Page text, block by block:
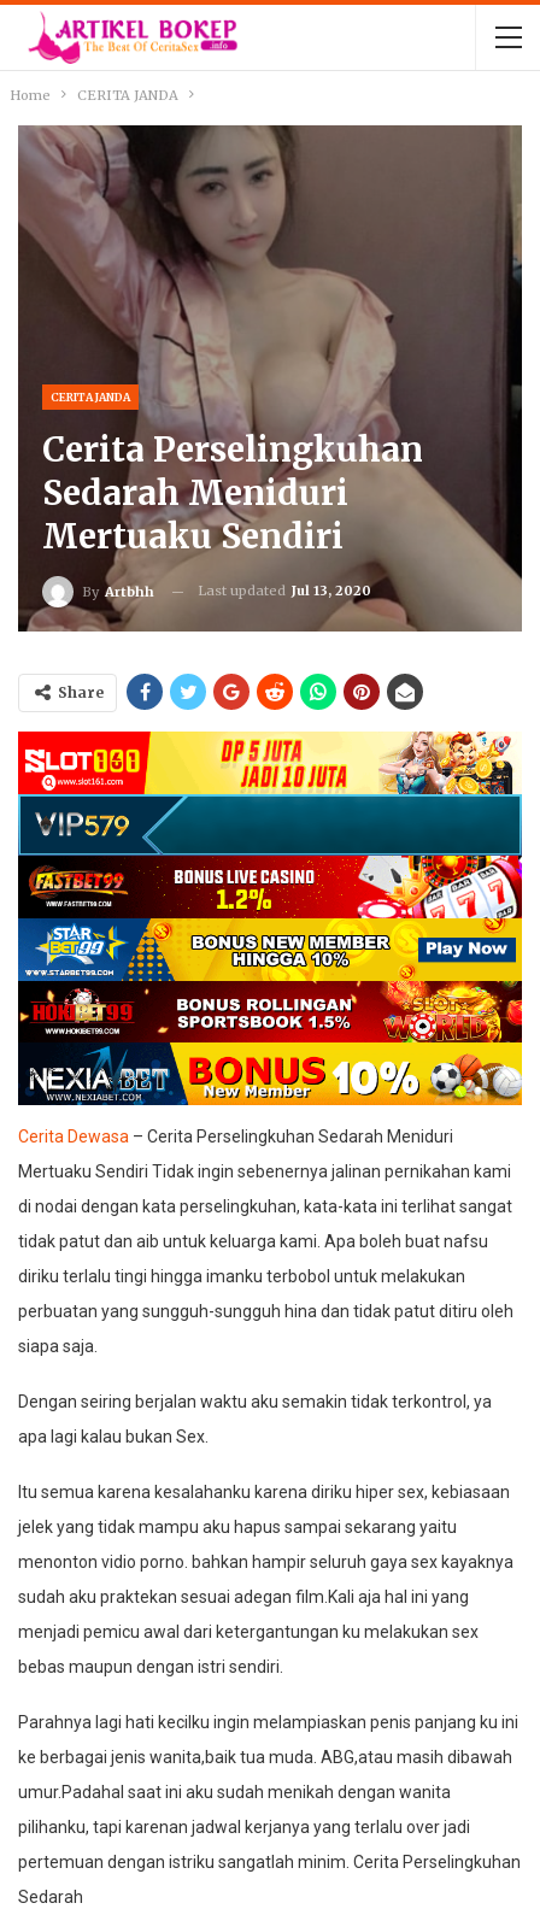
Home CERITA JANDA
CERITA JANDA
Cerita Perselingkuhan
Sedarah Meniduri
Mertuaku Sendiri
By Artbhh Last updated Jul 13, 2020
Share
Cerita Dewasa – Cerita Perselingkuhan Sedarah Meniduri
Mertuaku Sendiri Tidak ingin sebenernya jalinan pernikahan kami
di nodai dengan kata perselingkuhan, kata-kata ini terlihat sangat
tidak patut dan aib untuk keluarga kami. Apa boleh buat nafsu
diriku terlalu tingi hingga imanku terbobol untuk melakukan
perbuatan yang sungguh-sungguh hina dan tidak patut ditiru oleh
siapa saja.
Dengan seiring berjalan waktu aku semakin tidak terkontrol, ya
apa lagi kalau bukan Sex.
Itu semua karena kesalahanku karena diriku hiper sex, kebiasaan
jelek yang tidak mampu aku hapus sampai sekarang yaitu
menonton vidio porno. bahkan hampir seluruh gaya sex kayaknya
sudah aku praktekan sesuai adegan film.Kali aja hal ini yang
menjadi pemicu awal dari ketergantungan ku melakukan sex
bebas maupun dengan istri sendiri.
Parahnya lagi hati kecilku ingin melampiaskan penis panjang ku ini
ke berbagai jenis wanita,baik tua muda. ABG,atau masih dibawah
umur.Padahal saat ini aku sudah menikah dengan wanita
pilihanku, tapi karenan jadwal kerjanya yang terlalu over jadi
pertemuan dengan istriku sangatlah minim. Cerita Perselingkuhan
Sedarah